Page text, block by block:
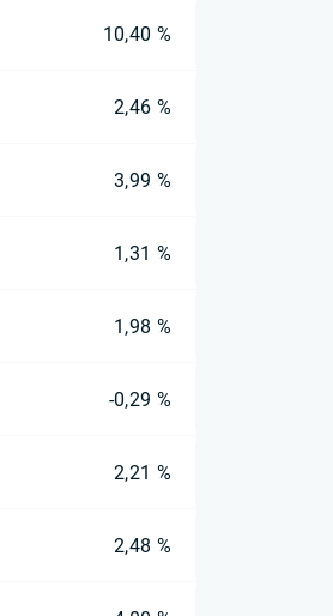
10,40 %
2,46 %
3,99 %
1,31 %
1,98 %
-0,29 %
2,21 %
2,48 %